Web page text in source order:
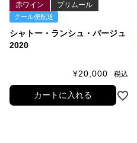
シャトー・ランシュ・バージュ
2020
赤ワイン プリムール
クール便配送
¥20,000 税込
カートに入れる